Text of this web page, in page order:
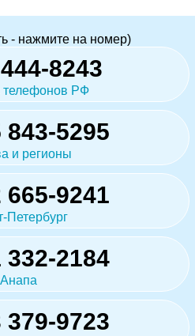
- нажмите на номер)
8243
РФ
843-5295
и регионы
665-9241
Петербург
332-2184
Анапа
379-9723